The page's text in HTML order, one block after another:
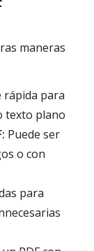
maneras
para
texto plano
Puede ser
o con
para